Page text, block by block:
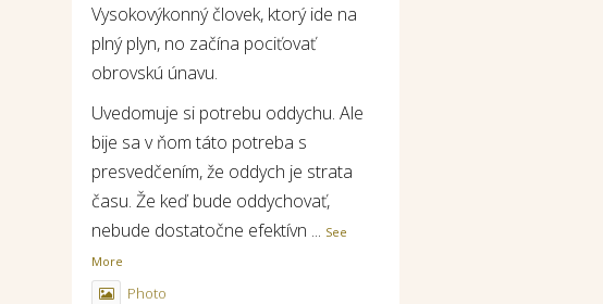
Vysokovýkonný človek, ktorý ide na
plný plyn, no začína pociťovať
obrovskú únavu.
Uvedomuje si potrebu oddychu. Ale
bije sa v ňom táto potreba s
presvedčením, že oddych je strata
času. Že keď bude oddychovať,
nebude dostatočne efektívn ... See
More
Photo